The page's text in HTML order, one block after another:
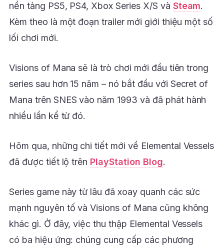
nền tảng PS5, PS4, Xbox Series X/S và Steam.
Kèm theo là một đoạn trailer mới giới thiệu một số
lối chơi mới.
Visions of Mana sẽ là trò chơi mới đầu tiên trong
series sau hơn 15 năm – nó bắt đầu với Secret of
Mana trên SNES vào năm 1993 và đã phát hành
nhiều lần kể từ đó.
Hôm qua, những chi tiết mới về Elemental Vessels
đã được tiết lộ trên PlayStation Blog.
Series game này từ lâu đã xoay quanh các sức
mạnh nguyên tố và Visions of Mana cũng không
khác gì. Ở đây, việc thu thập Elemental Vessels
có ba hiệu ứng: chúng cung cấp các phương